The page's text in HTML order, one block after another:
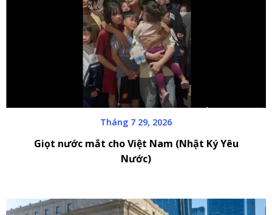
Tháng 7 29, 2026
Giọt nước mắt cho Việt Nam (Nhật Ký Yêu
Nước)